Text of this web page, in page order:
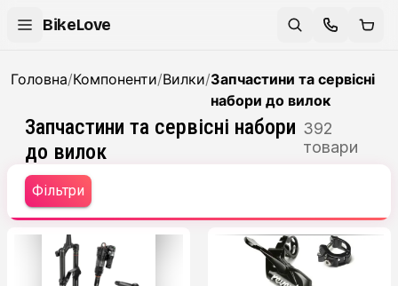
BikeLove
Головна/Компоненти/Вилки/Запчастини та сервісні
набори до вилок
Запчастини та сервісні набори
до вилок
392
товари
Фільтри